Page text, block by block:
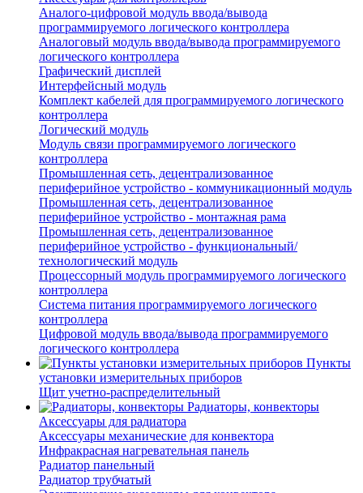
Аналого-цифровой модуль ввода/вывода
программируемого логического контроллера
Аналоговый модуль ввода/вывода программируемого
логического контроллера
Графический дисплей
Интерфейсный модуль
Комплект кабелей для программируемого логического
контроллера
Логический модуль
Модуль связи программируемого логического
контроллера
Промышленная сеть, децентрализованное
периферийное устройство - коммуникационный модуль
Промышленная сеть, децентрализованное
периферийное устройство - монтажная рама
Промышленная сеть, децентрализованное
периферийное устройство - функциональный/
технологический модуль
Процессорный модуль программируемого логического
контроллера
Система питания программируемого логического
контроллера
Цифровой модуль ввода/вывода программируемого
логического контроллера
Пункты
установки измерительных приборов
Щит учетно-распределительный
Радиаторы, конвекторы
Аксессуары для радиатора
Аксессуары механические для конвектора
Инфракрасная нагревательная панель
Радиатор панельный
Радиатор трубчатый